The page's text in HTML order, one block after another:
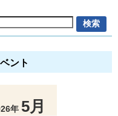
ント
年 5月